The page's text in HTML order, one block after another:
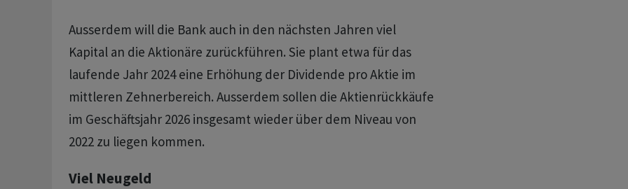
Ausserdem will die Bank auch in den nächsten Jahren viel
Kapital an die Aktionäre zurückführen. Sie plant etwa für das
laufende Jahr 2024 eine Erhöhung der Dividende pro Aktie im
mittleren Zehnerbereich. Ausserdem sollen die Aktienrückkäufe
im Geschäftsjahr 2026 insgesamt wieder über dem Niveau von
2022 zu liegen kommen.
Viel Neugeld